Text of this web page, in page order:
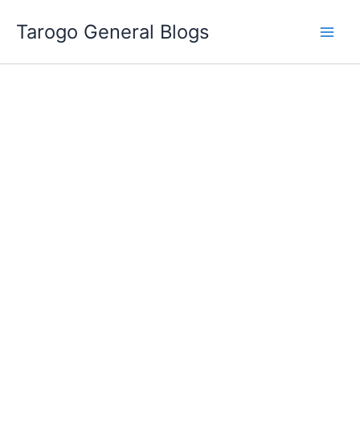
要
Tarogo General Blogs